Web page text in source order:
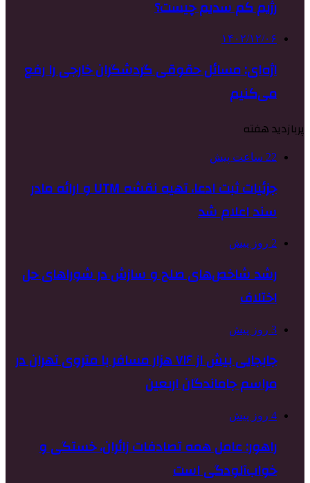
رژیم کم‌ سدیم چیست؟
۱۴۰۲/۱۲/۰۶
اژه‌ای: مسائل حقوقی گردشگران خارجی را رفع
می‌کنیم
پربازدید هفته
22 ساعت پیش
جزئیات ثبت ادعا، تهیه نقشه UTM و ارائه مادر
سند اعلام شد
2 روز پیش
رشد شاخص‌های صلح و سازش در شوراهای حل
اختلاف
3 روز پیش
جابجایی بیش از ۷۱۶ هزار مسافر با متروی تهران در
مراسم جاماندگان اربعین
4 روز پیش
راهور: عامل همه تصادفات زائران، خستگی و
خواب‌آلودگی است